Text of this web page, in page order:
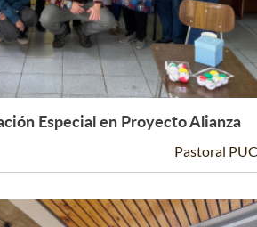
Leer Más +
Especial en Proyecto Alianza
Pastoral